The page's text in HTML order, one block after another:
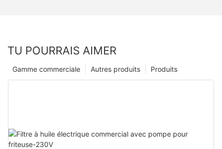
TU POURRAIS AIMER
Produits
Autres produits
Gamme commerciale